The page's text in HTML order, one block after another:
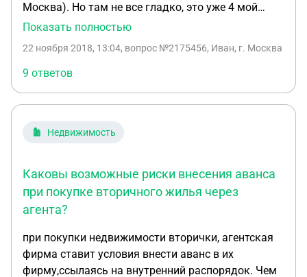
Москва). Но там не все гладко, это уже 4 мой
вопрос по этому участку на сервисе. Ситуация
собственник №1 и №2, у каждого по 1\2; -
собственник №1 - проблемный. На базе судебных
приставов два непогашенных долга на общую
сумму 300 тыс. - собственник №2 - тоже не
решение (брат собственника №1 задолжал ей
если будет, то в Москве). Недавно выяснилось,
что на долю собственника №1 наложен запрет на
рег. действия. Якобы, причина в долге по
третий долг в дополнение к 2 упомянутым или это
один из этих двух. Итак, риэлтор предлагает
следующее: - заключить предварительный
Показать полностью
22 ноября 2018, 13:04, вопрос №2175456, Иван, г. Москва
9 ответов
Недвижимость
Каковы возможные риски внесения аванса
при покупке вторичного жилья через
агента?
при покупки недвижимости вторички, агентская
фирма ставит условия внести аванс в их
фирму,ссылаясь на внутренний распорядок. Чем